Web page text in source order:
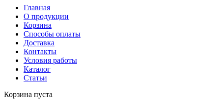
Главная
О продукции
Корзина
Способы оплаты
Доставка
Контакты
Условия работы
Каталог
Статьи
Корзина пуста